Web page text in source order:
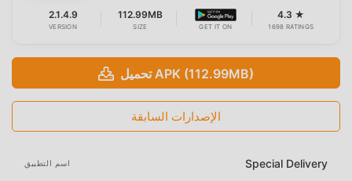
2.1.4.9
VERSION
112.99MB
SIZE GET IT ON
4.3 ★
1698 RATINGS
تحميل APK (112.99MB)
الإصدارات السابقة
اسم التطبيق Special Delivery